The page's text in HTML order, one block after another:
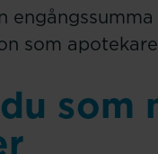
som
som